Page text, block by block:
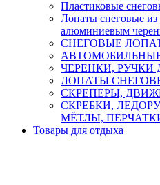
Пластиковые
Лопаты снеговые из
алюминиевым
СНЕГОВЫЕ
ЧЕРЕНКИ, РУЧКИ
ЛОПАТЫ
СКРЕПЕРЫ,
СКРЕБКИ,
МЁТЛЫ,
Товары для отдыха